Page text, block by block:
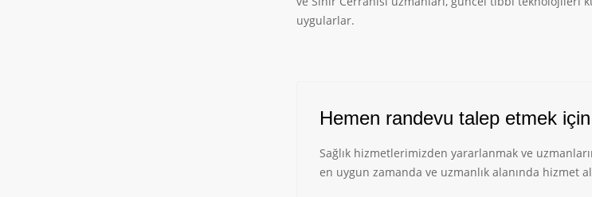
uygularlar.
Hemen randevu talep etmek
Sağlık hizmetlerimizden yararlanmak ve
en uygun zamanda ve uzmanlık alanında hizmet